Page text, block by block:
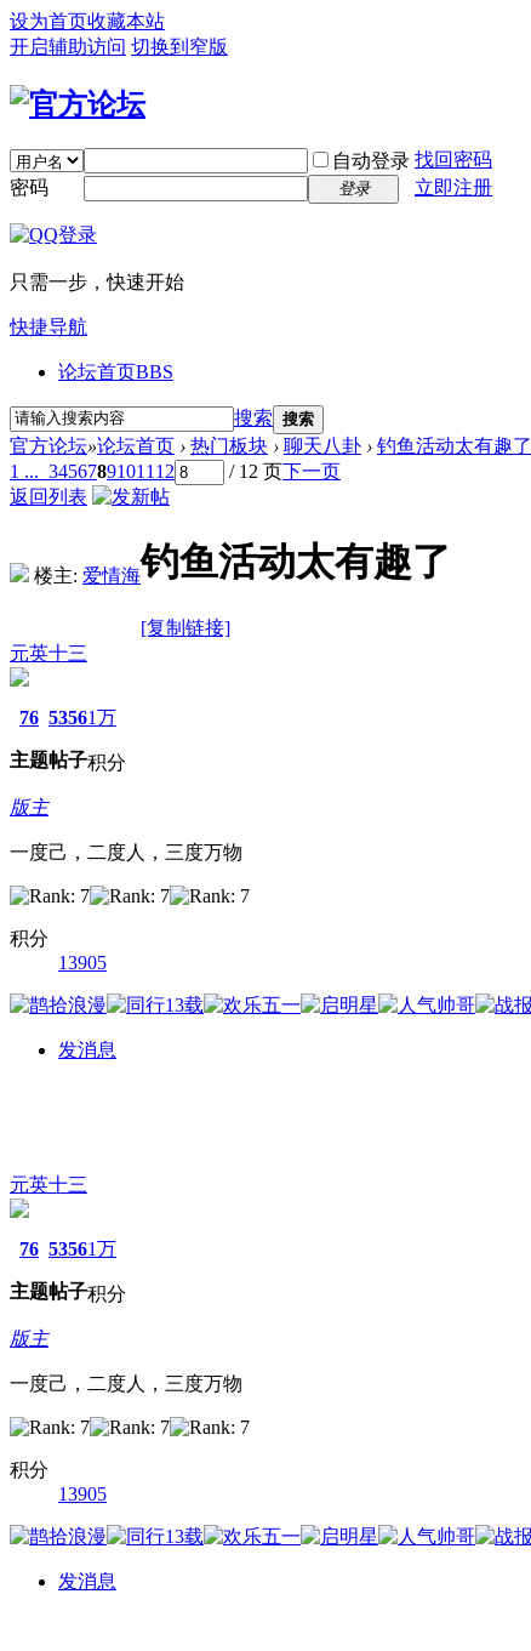
设为首页收藏本站
开启辅助访问 切换到窄版
自动登录 找回密码
密码
登录 立即注册
只需一步，快速开始
快捷导航
论坛首页BBS
搜索 搜索
官方论坛»论坛首页 › 热门板块 › 聊天八卦 › 钓鱼活动太有趣了
1 ... 34567891011 12 / 12 页下一页
返回列表
楼主: 爱情海钓鱼活动太有趣了
[复制链接]
元英十三
76
主题
5356
帖子
1万
积分
版主
一度己，二度人，三度万物
积分
13905
发消息
元英十三
76
主题
5356
帖子
1万
积分
版主
一度己，二度人，三度万物
积分
13905
发消息